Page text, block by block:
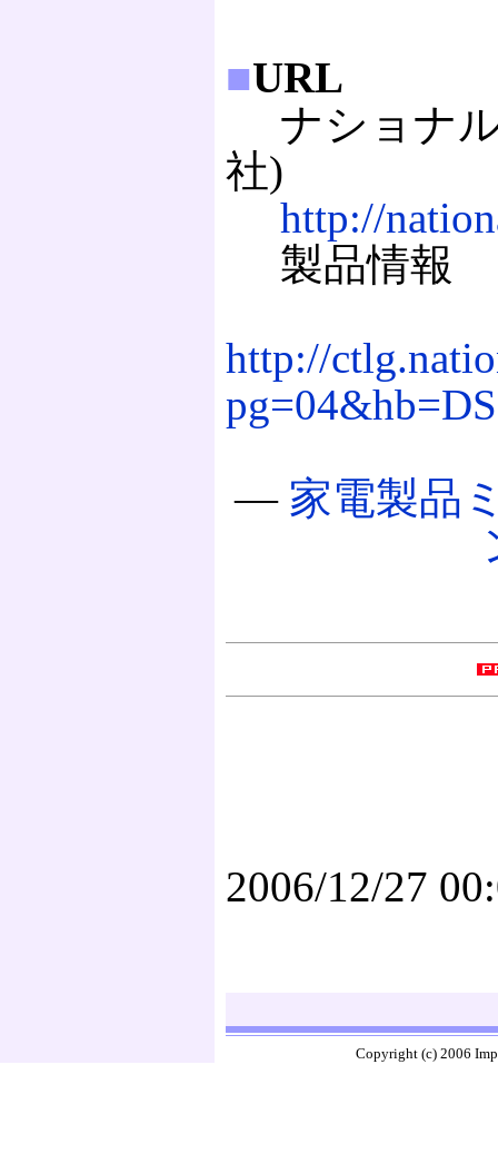
■URL
ナショナル
社)
http://
製品情報
http://
― 家電製品
2006/12/27
Copyright (c) 2006